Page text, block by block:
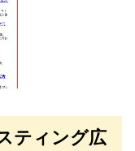
ティング広